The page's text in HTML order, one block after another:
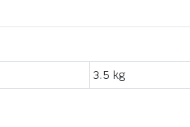
3.5 kg